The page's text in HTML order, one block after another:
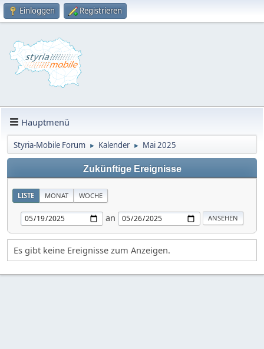
Einloggen Registrieren
Hauptmenü
Styria-Mobile Forum ► Kalender ► Mai 2025
Zukünftige Ereignisse
LISTE MONAT WOCHE
an
Es gibt keine Ereignisse zum Anzeigen.